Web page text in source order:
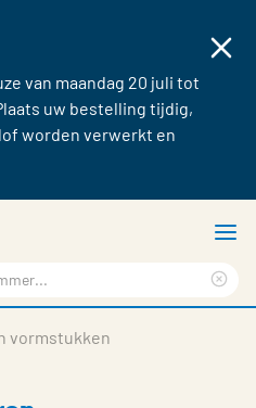
van maandag 20 juli tot
uw bestelling tijdig,
worden verwerkt en
vormstukken